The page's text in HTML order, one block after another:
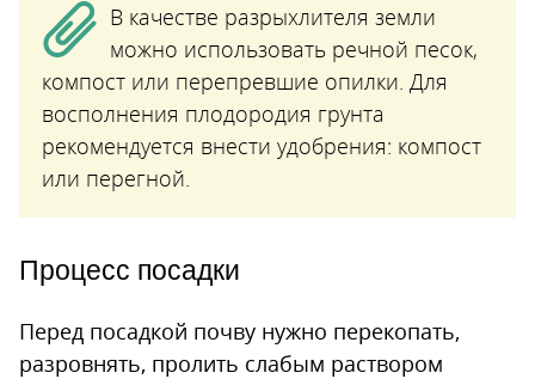
В качестве разрыхлителя земли
можно использовать речной песок,
компост или перепревшие опилки. Для
восполнения плодородия грунта
рекомендуется внести удобрения: компост
или перегной.
Процесс посадки
Перед посадкой почву нужно перекопать,
разровнять, пролить слабым раствором